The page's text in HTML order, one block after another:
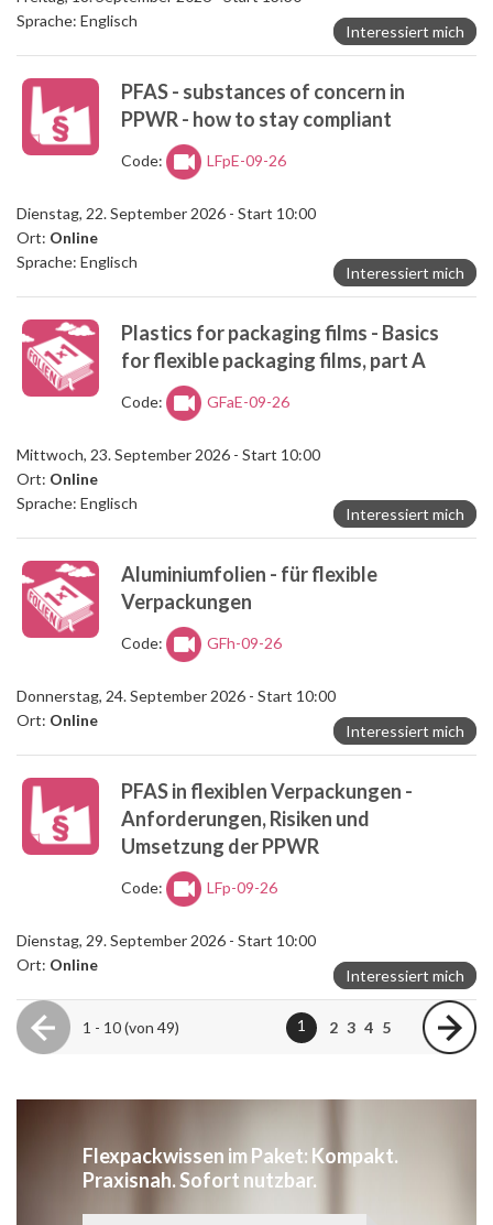
Sprache: Englisch
Interessiert mich
PFAS - substances of concern in
PPWR - how to stay compliant
Code: LFpE-09-26
Dienstag, 22. September 2026 - Start 10:00
Ort: Online
Sprache: Englisch
Interessiert mich
Plastics for packaging films - Basics
for flexible packaging films, part A
Code: GFaE-09-26
Mittwoch, 23. September 2026 - Start 10:00
Ort: Online
Sprache: Englisch
Interessiert mich
Aluminiumfolien - für flexible
Verpackungen
Code: GFh-09-26
Donnerstag, 24. September 2026 - Start 10:00
Ort: Online
Interessiert mich
PFAS in flexiblen Verpackungen -
Anforderungen, Risiken und
Umsetzung der PPWR
Code: LFp-09-26
Dienstag, 29. September 2026 - Start 10:00
Ort: Online
Interessiert mich
1 - 10 (von 49) 1 2 3 4 5
Flexpackwissen im Paket: Kompakt.
Praxisnah. Sofort nutzbar.